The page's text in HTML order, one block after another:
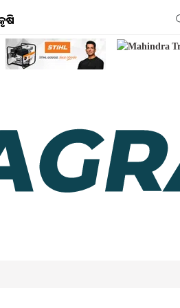
ଆମେ ହ୍ବାଟ୍ସଆପ୍‌ରେ ଅଛୁ ! ଆମ ହ୍ବାଟ୍ସଆପ ଗ୍ରୁପରେ
ଏବଂ ଆପଙ୍କୁ ଆବଶ୍ୟକ ହେଉଥିବା ସବୁ
ଗୁରୁତ୍ବପୂର୍ଣ୍ଣ ଅପଡେଟ୍‌ ପାଆନ୍ତୁ ପ୍ରତିଦିନ ।